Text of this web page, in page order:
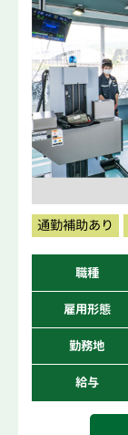
通勤補助あり
職種
雇用形態
勤務地
給与